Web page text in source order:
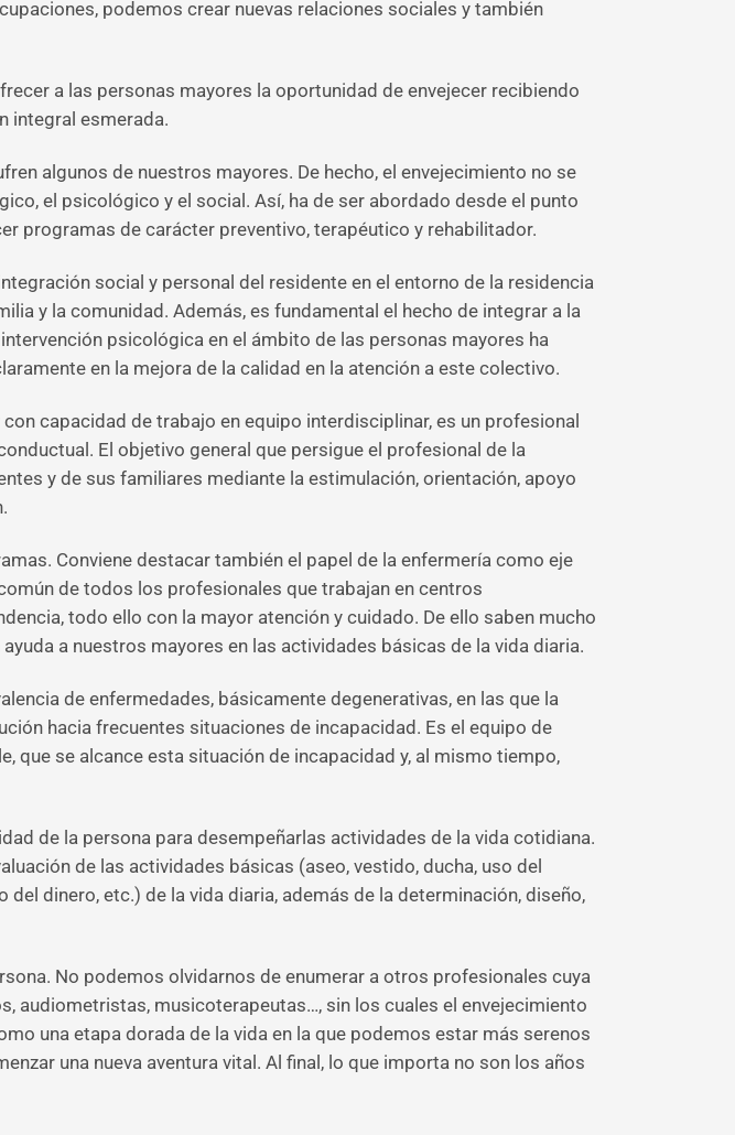
podemos crear nuevas relaciones sociales y también
a las personas mayores la oportunidad de envejecer recibiendo
integral esmerada.
algunos de nuestros mayores. De hecho, el envejecimiento no se
el psicológico y el social. Así, ha de ser abordado desde el punto
programas de carácter preventivo, terapéutico y rehabilitador.
social y personal del residente en el entorno de la residencia
y la comunidad. Además, es fundamental el hecho de integrar a la
psicológica en el ámbito de las personas mayores ha
en la mejora de la calidad en la atención a este colectivo.
capacidad de trabajo en equipo interdisciplinar, es un profesional
El objetivo general que persigue el profesional de la
y de sus familiares mediante la estimulación, orientación, apoyo
Conviene destacar también el papel de la enfermería como eje
de todos los profesionales que trabajan en centros
todo ello con la mayor atención y cuidado. De ello saben mucho
a nuestros mayores en las actividades básicas de la vida diaria.
de enfermedades, básicamente degenerativas, en las que la
hacia frecuentes situaciones de incapacidad. Es el equipo de
que se alcance esta situación de incapacidad y, al mismo tiempo,
de la persona para desempeñarlas actividades de la vida cotidiana.
de las actividades básicas (aseo, vestido, ducha, uso del
dinero, etc.) de la vida diaria, además de la determinación, diseño,
No podemos olvidarnos de enumerar a otros profesionales cuya
audiometristas, musicoterapeutas…, sin los cuales el envejecimiento
una etapa dorada de la vida en la que podemos estar más serenos
una nueva aventura vital. Al final, lo que importa no son los años